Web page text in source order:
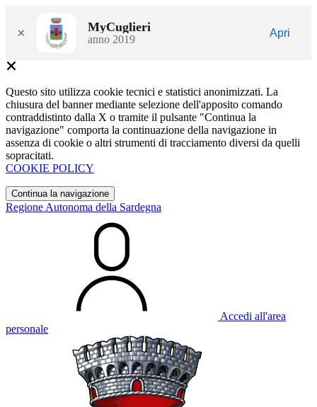
× MyCuglieri
anno 2019
Apri
Questo sito utilizza cookie tecnici e statistici anonimizzati. La
chiusura del banner mediante selezione dell'apposito comando
contraddistinto dalla X o tramite il pulsante "Continua la
navigazione" comporta la continuazione della navigazione in
assenza di cookie o altri strumenti di tracciamento diversi da quelli
sopracitati.
COOKIE POLICY
Continua la navigazione
Regione Autonoma della Sardegna
Accedi all'area
personale